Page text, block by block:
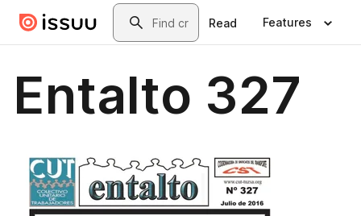
Skip to main contentSearch
Read Features
Entalto 327